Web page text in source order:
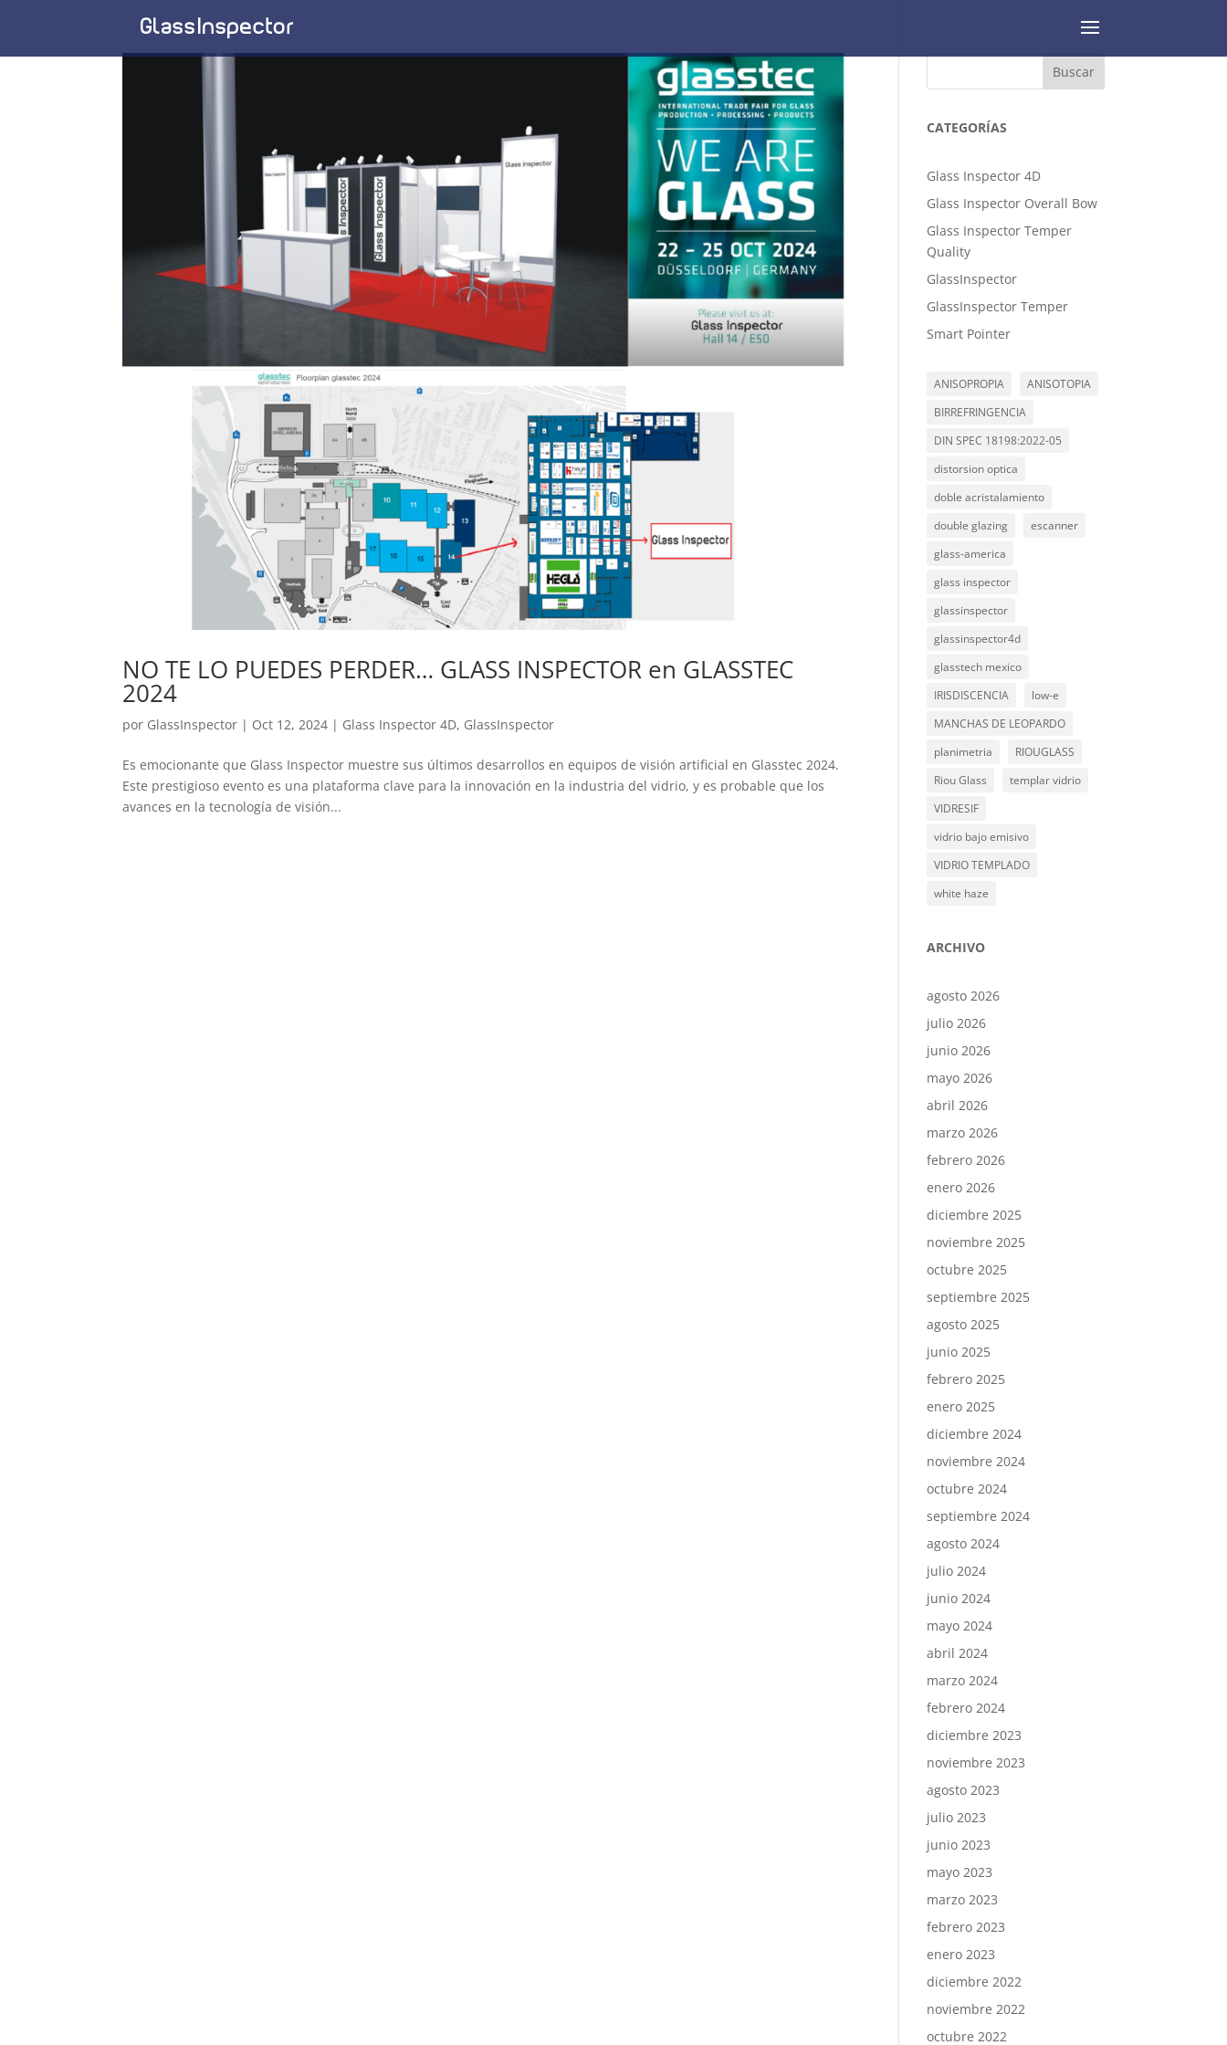
NO TE LO PUEDES PERDER… GLASS INSPECTOR en GLASSTEC
2024
por GlassInspector | Oct 12, 2024 | Glass Inspector 4D, GlassInspector
Es emocionante que Glass Inspector muestre sus últimos desarrollos en equipos de visión artificial en Glasstec 2024.
Este prestigioso evento es una plataforma clave para la innovación en la industria del vidrio, y es probable que los
avances en la tecnología de visión...
Buscar
CATEGORÍAS
Glass Inspector 4D
Glass Inspector Overall Bow
Glass Inspector Temper
Quality
GlassInspector
GlassInspector Temper
Smart Pointer
ANISOPROPIA
ANISOTOPIA
BIRREFRINGENCIA
DIN SPEC 18198:2022-05
distorsion optica
doble acristalamiento
double glazing
escanner
glass-america
glass inspector
glassinspector
glassinspector4d
glasstech mexico
IRISDISCENCIA
low-e
MANCHAS DE LEOPARDO
planimetria
RIOUGLASS
Riou Glass
templar vidrio
VIDRESIF
vidrio bajo emisivo
VIDRIO TEMPLADO
white haze
ARCHIVO
agosto 2026
julio 2026
junio 2026
mayo 2026
abril 2026
marzo 2026
febrero 2026
enero 2026
diciembre 2025
noviembre 2025
octubre 2025
septiembre 2025
agosto 2025
junio 2025
febrero 2025
enero 2025
diciembre 2024
noviembre 2024
octubre 2024
septiembre 2024
agosto 2024
julio 2024
junio 2024
mayo 2024
abril 2024
marzo 2024
febrero 2024
diciembre 2023
noviembre 2023
agosto 2023
julio 2023
junio 2023
mayo 2023
marzo 2023
febrero 2023
enero 2023
diciembre 2022
noviembre 2022
octubre 2022